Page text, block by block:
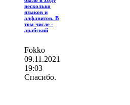
несколько
языков и
алфавитов. В
том числе -
арабский
Fokko
09.11.2021
19:03
Спасибо.